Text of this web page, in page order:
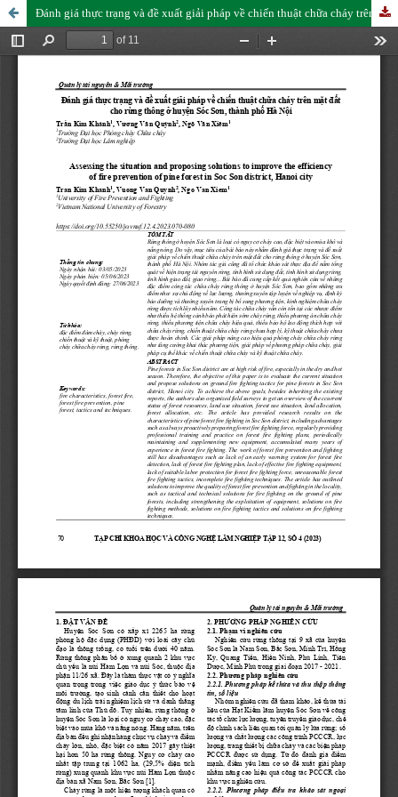
Đánh giá thực trạng và đề xuất giải pháp về chiến thuật chữa cháy trên mặt đất cho rừng thông ở huyện Sóc Sơn, thành phố Hà Nội